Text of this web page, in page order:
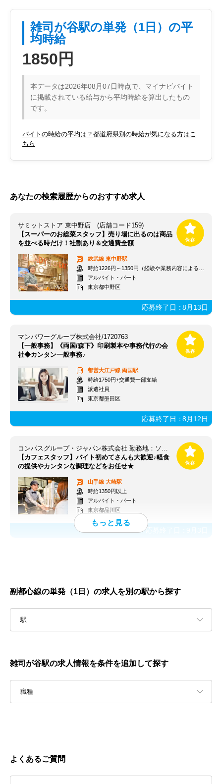
雑司が谷駅の単発（1日）の平
均時給
1850円
本データは2026年08月07日時点で、マイナビバイト
に掲載されている給与から平均時給を算出したもの
です。
バイトの時給の平均は？都道府県別の時給が気になる方はこ
ちら
あなたの検索履歴からのおすすめ求人
サミットストア 東中野店 (店舗コード159)
【スーパーのお総菜スタッフ】売り場に出るのは商品
を並べる時だけ！社割あり＆交通費全額
総武線 東中野駅
時給1226円～1350円（経験や業務内容による）+交通費全額
アルバイト・パート
東京都中野区
応募終了日：8月13日
マンパワーグループ株式会社/1720763
【一般事務】《両国/森下》印刷製本や事務代行の会
社◆カンタン一般事務♪
都営大江戸線 両国駅
時給1750円+交通費一部支給
派遣社員
東京都墨田区
応募終了日：8月12日
コンパスグループ・ジャパン株式会社 勤務地：ソニーシティー大崎 21245_p
【カフェスタッフ】バイト初めてさんも大歓迎♪軽食
の提供やカンタンな調理などをお任せ★
山手線 大崎駅
時給1350円以上
アルバイト・パート
東京都品川区
応募終了日：
副都心線の単発（1日）の求人を別の駅から探す
駅
雑司が谷駅の求人情報を条件を追加して探す
職種
よくあるご質問